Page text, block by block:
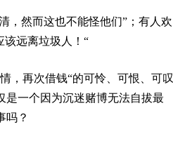
，然而这也不能怪他们”；有人欢
该远离垃圾人！“
，再次借钱“的可怜、可恨、可叹
是一个因为沉迷赌博无法自拔最
吗？